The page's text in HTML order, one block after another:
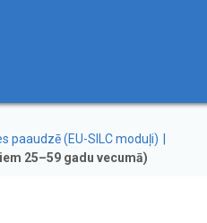
paaudzē (EU-SILC moduļi)
25–59 gadu vecumā)